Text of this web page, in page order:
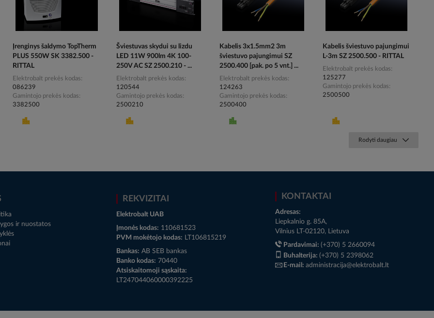
Įrenginys šaldymo TopTherm
PLUS 550W SK 3382.500 -
RITTAL
Elektrobalt prekės kodas
086239
Gamintojo prekės kodas
3382500
Šviestuvas skydui su lizdu
LED 11W 900lm 4K 100-
250V AC SZ 2500.210 - ...
Elektrobalt prekės kodas
120544
Gamintojo prekės kodas
2500210
Kabelis 3x1.5mm2 3m
šviestuvo pajungimui SZ
2500.400 [pak. po 5 vnt.] ...
Elektrobalt prekės kodas
124263
Gamintojo prekės kodas
2500400
Kabelis šviestuvo pajungimui
L-3m SZ 2500.500 - RITTAL
Elektrobalt prekės kodas
125277
Gamintojo prekės kodas
2500500
Rodyti daugiau
ir nuostatos
REKVIZITAI
Elektrobalt UAB
Įmonės kodas: 110681523
PVM mokėtojo kodas: LT106815219
Bankas: AB SEB bankas
Banko kodas: 70440
Atsiskaitomoji sąskaita:
LT247044060000392225
KONTAKTAI
Adresas:
Liepkalnio g. 85A,
Vilnius LT-02120, Lietuva
Pardavimai: (+370) 5 2660094
Buhalterija: (+370) 5 2398062
E-mail: administracija@elektrobalt.lt